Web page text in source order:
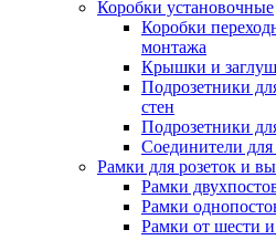
Коробки установочные
Коробки
монтажа
Крышки и
Подрозетники
стен
Подрозетники
Соединители для
Рамки для розеток и
Рамки
Рамки
Рамки от шести и